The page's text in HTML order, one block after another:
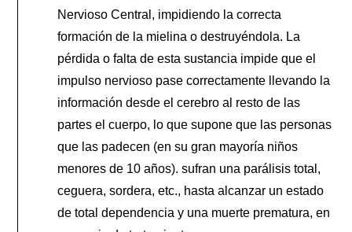
Nervioso Central, impidiendo la correcta
formación de la mielina o destruyéndola. La
pérdida o falta de esta sustancia impide que el
impulso nervioso pase correctamente llevando la
información desde el cerebro al resto de las
partes el cuerpo, lo que supone que las personas
que las padecen (en su gran mayoría niños
menores de 10 años). sufran una parálisis total,
ceguera, sordera, etc., hasta alcanzar un estado
de total dependencia y una muerte prematura, en